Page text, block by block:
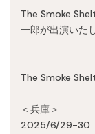
The Smoke
一郎が出演いた
The Smoke
＜兵庫＞
2025/6/29-30